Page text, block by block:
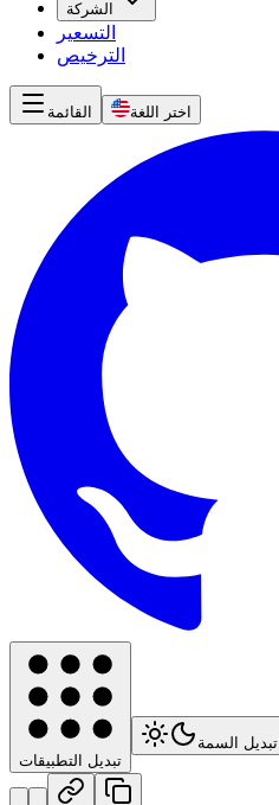
الشركة
التسعير
الترخيص
القائمة اختر اللغة
تبديل التطبيقات
تبديل السمة